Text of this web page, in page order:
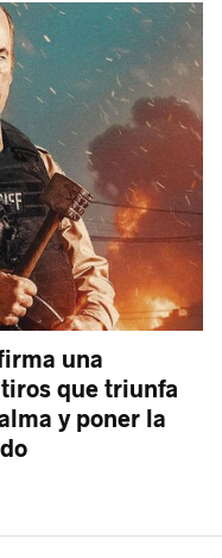
una
que triunfa
y poner la